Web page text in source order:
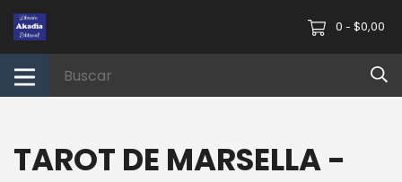
0 - $0,00
TAROT DE MARSELLA -